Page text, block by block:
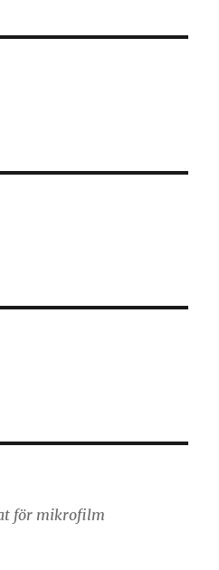
för mikrofilm